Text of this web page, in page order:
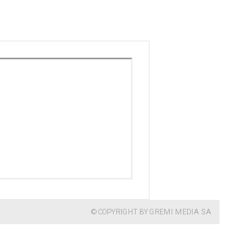
© COPYRIGHT BY GREMI MEDIA SA